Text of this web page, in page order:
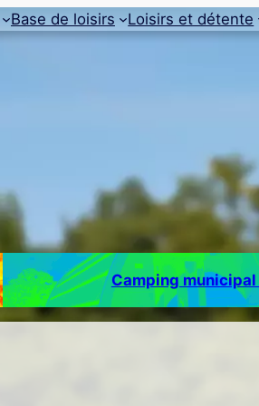
Base de loisirs Loisirs et détente
Camping municipal